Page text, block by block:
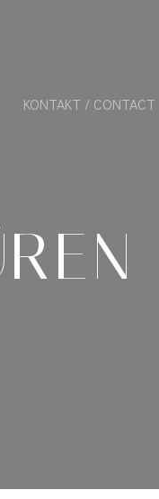
KONTAKT / CONTACT